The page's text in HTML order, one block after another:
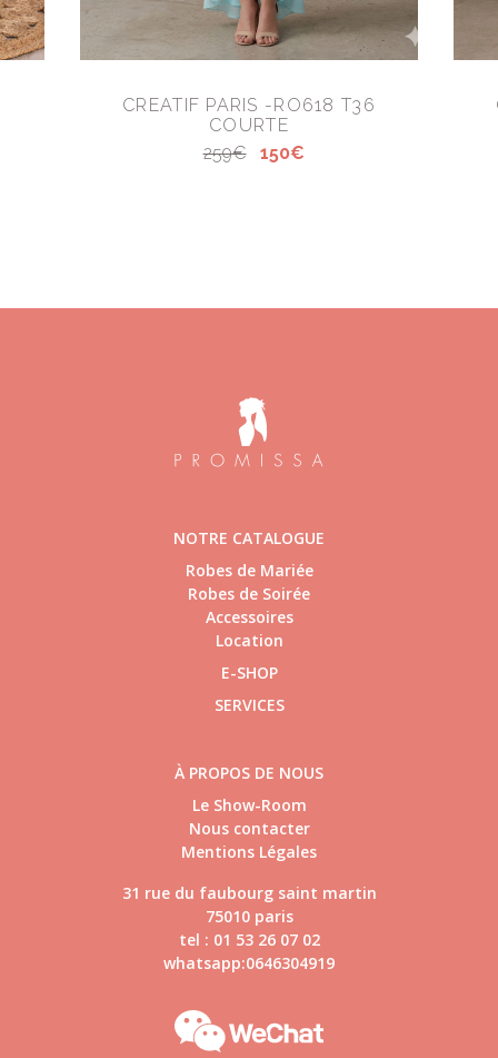
CREATIF PARIS -RO618 T36
COURTE
259€
150€
NOTRE CATALOGUE
Robes de Mariée
Robes de Soirée
Accessoires
Location
E-SHOP
SERVICES
À PROPOS DE NOUS
Le Show-Room
Nous contacter
Mentions Légales
31 rue du faubourg saint martin
75010 paris
tel : 01 53 26 07 02
whatsapp:0646304919